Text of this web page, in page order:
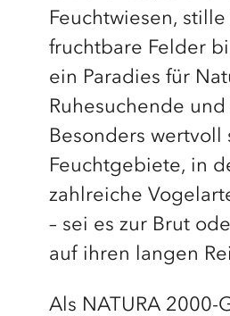
Feuchtwiesen,
fruchtbare Felder
ein Paradies für
Ruhesuchende
Besonders wertvoll
Feuchtgebiete, in
zahlreiche
– sei es zur Brut
auf ihren langen
Als NATURA 2000-